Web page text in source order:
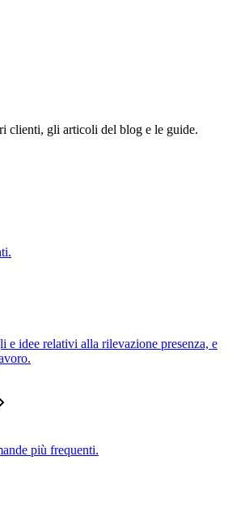
clienti, gli articoli del blog e le guide.
e idee relativi alla rilevazione presenza, e
più frequenti.